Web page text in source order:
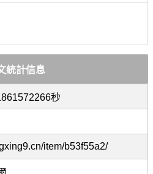
統計信息
秒
item/b53f55a2/